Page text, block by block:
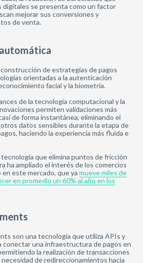
digitales se presenta como un factor
mejorar sus conversiones y
de venta.
de estrategias de pagos
orientadas a la autenticación
facial y la biometría.
de la tecnología computacional y la
permiten validaciones más
de forma instantánea, eliminando el
datos sensibles durante la etapa de
haciendo la experiencia más fluida e
que elimina puntos de fricción
ha ampliado el interés de los comercios
este mercado, que ya mueve miles de
en promedio un 60% al año en los
son una tecnología que utiliza APIs y
conectar una infraestructura de pagos en
la realización de transacciones
de redireccionamientos hacia